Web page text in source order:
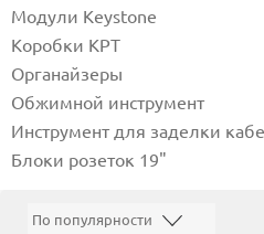
Модули Keystone
Коробки КРТ
Органайзеры
Обжимной инструмент
Инструмент для заделки
Блоки розеток 19"